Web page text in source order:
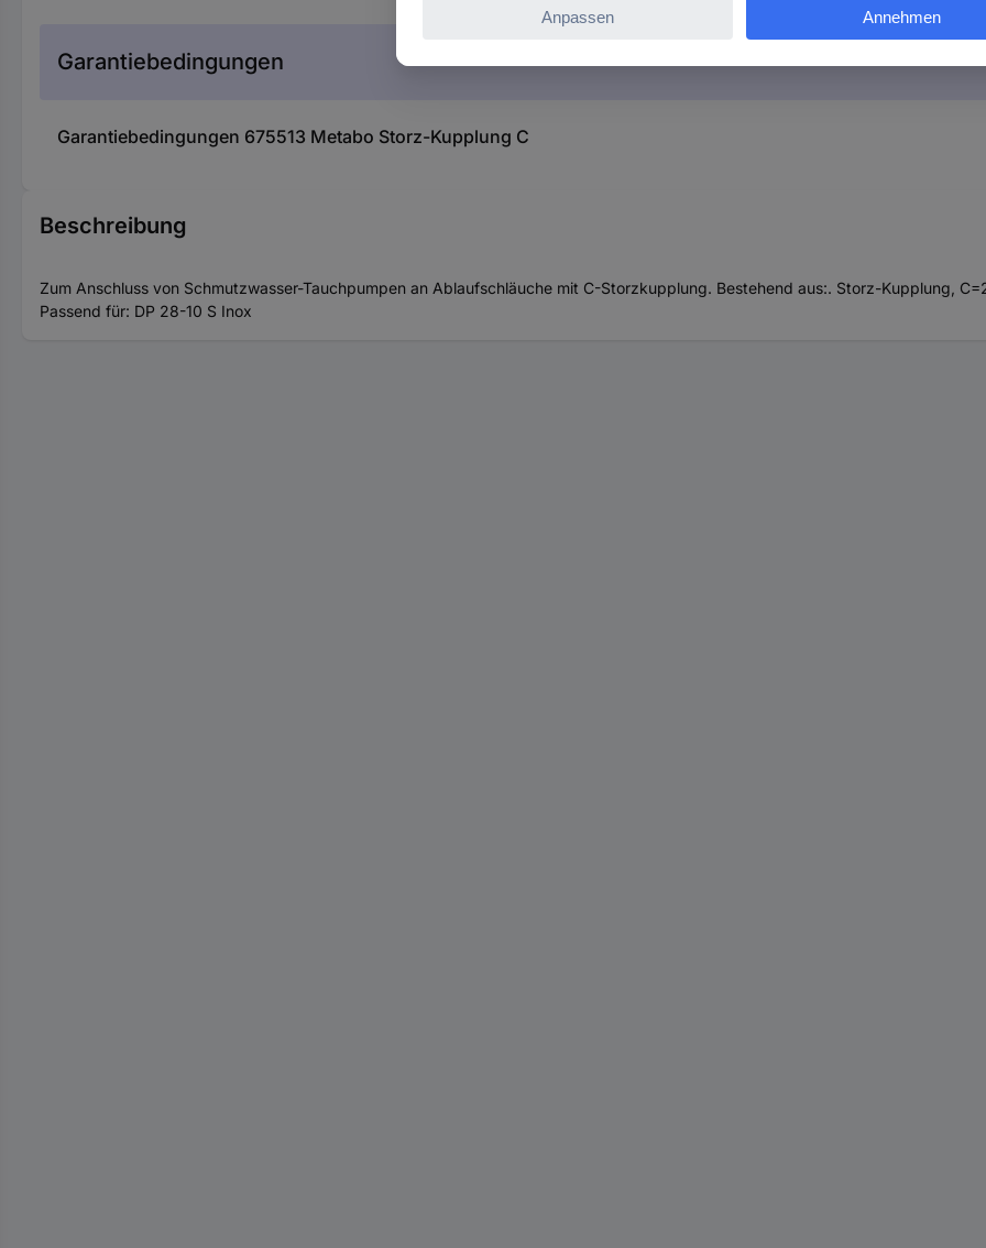
Garantiebedingungen
Garantiebedingungen 675513 Metabo Storz-Kupplung C
Beschreibung
Zum Anschluss von Schmutzwasser-Tauchpumpen an Ablaufschläuche mit C-Storzkupplung. Bestehend aus:. Storz-Kupplung,
Passend für: DP 28-10 S Inox